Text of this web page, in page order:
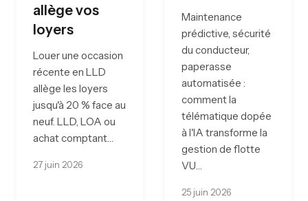
allège vos
loyers
Louer une occasion
récente en LLD
allège les loyers
jusqu'à 20 % face au
neuf. LLD, LOA ou
achat comptant…
27 juin 2026
Maintenance
prédictive, sécurité
du conducteur,
paperasse
automatisée :
comment la
télématique dopée
à l'IA transforme la
gestion de flotte
VU…
25 juin 2026